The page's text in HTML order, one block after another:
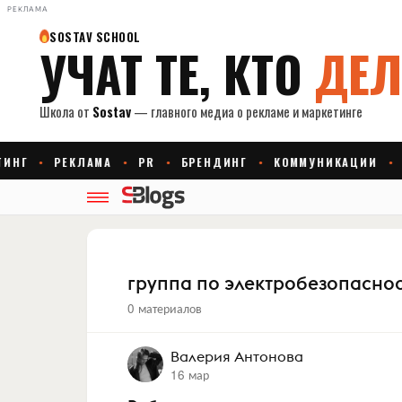
РЕКЛАМА
группа по
0 материалов
Валерия Антонова
16 мар